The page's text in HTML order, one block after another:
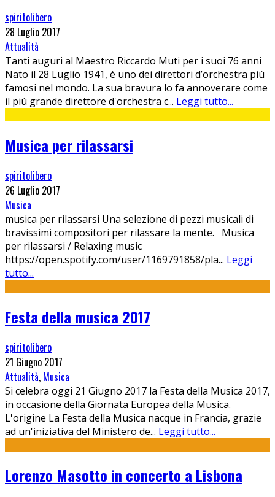
spiritolibero
28 Luglio 2017
Attualità
Tanti auguri al Maestro Riccardo Muti per i suoi 76 anni
Nato il 28 Luglio 1941, è uno dei direttori d’orchestra più
famosi nel mondo. La sua bravura lo fa annoverare come
il più grande direttore d'orchestra c... Leggi tutto...
Musica per rilassarsi
spiritolibero
26 Luglio 2017
Musica
musica per rilassarsi Una selezione di pezzi musicali di
bravissimi compositori per rilassare la mente. Musica
per rilassarsi / Relaxing music
https://open.spotify.com/user/1169791858/pla... Leggi
tutto...
Festa della musica 2017
spiritolibero
21 Giugno 2017
Attualità, Musica
Si celebra oggi 21 Giugno 2017 la Festa della Musica 2017,
in occasione della Giornata Europea della Musica.
L'origine La Festa della Musica nacque in Francia, grazie
ad un'iniziativa del Ministero de... Leggi tutto...
Lorenzo Masotto in concerto a Lisbona